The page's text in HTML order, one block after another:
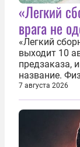
«Легкий
врага не
«Легкий
выходит 10
предзаказа,
название.
каждый из
основном —...
7 августа 2026